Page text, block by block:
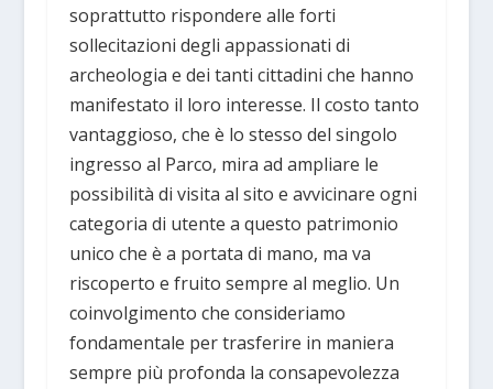
soprattutto rispondere alle forti
sollecitazioni degli appassionati di
archeologia e dei tanti cittadini che hanno
manifestato il loro interesse. Il costo tanto
vantaggioso, che è lo stesso del singolo
ingresso al Parco, mira ad ampliare le
possibilità di visita al sito e avvicinare ogni
categoria di utente a questo patrimonio
unico che è a portata di mano, ma va
riscoperto e fruito sempre al meglio. Un
coinvolgimento che consideriamo
fondamentale per trasferire in maniera
sempre più profonda la consapevolezza